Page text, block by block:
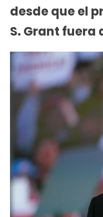
desde que el
S. Grant fuera